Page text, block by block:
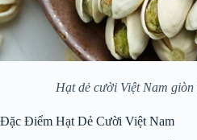
Hạt dẻ cười Việt Nam
Đặc Điểm Hạt Dẻ Cười Việt Nam